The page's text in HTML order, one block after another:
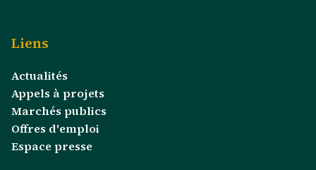
Liens
Actualités
Appels à projets
Marchés publics
Offres d'emploi
Espace presse